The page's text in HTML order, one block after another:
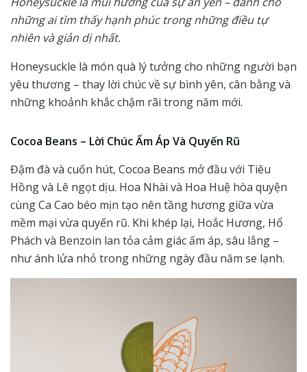
những ai tìm thấy hạnh phúc trong những điều tự
nhiên và giản dị nhất.
Honeysuckle là món quà lý tưởng cho những người bạn
yêu thương – thay lời chúc về sự bình yên, cân bằng và
những khoảnh khắc chậm rãi trong năm mới.
Cocoa Beans – Lời Chúc Ấm Áp Và Quyến Rũ
Đậm đà và cuốn hút, Cocoa Beans mở đầu với Tiêu
Hồng và Lê ngọt dịu. Hoa Nhài và Hoa Huệ hòa quyện
cùng Ca Cao béo mịn tạo nên tầng hương giữa vừa
mềm mại vừa quyến rũ. Khi khép lại, Hoắc Hương, Hổ
Phách và Benzoin lan tỏa cảm giác ấm áp, sâu lắng –
như ánh lửa nhỏ trong những ngày đầu năm se lạnh.